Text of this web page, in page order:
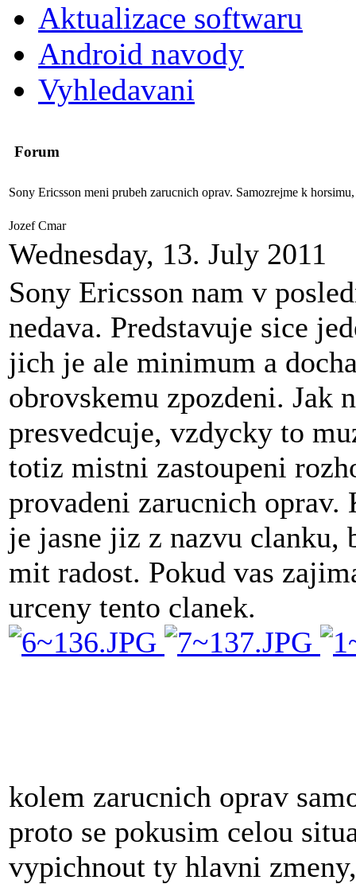
Aktualizace softwaru
Android navody
Vyhledavani
Forum
Sony Ericsson meni prubeh zarucnich oprav. Samozrejme k
Jozef Cmar
Wednesday, 13. July 2011
Sony Ericsson nam v
nedava. Predstavuje sice
jich je ale minimum a
obrovskemu zpozdeni. Jak
presvedcuje, vzdycky to
totiz mistni zastoupeni
provadeni zarucnich
je jasne jiz z nazvu clanku,
mit radost. Pokud vas
urceny tento clanek.
kolem zarucnich oprav
proto se pokusim celou
vypichnout ty hlavni